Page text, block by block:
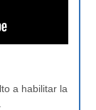
a habilitar la